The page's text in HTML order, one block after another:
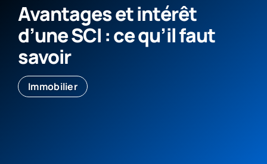
Avantages et intérêt
d’une SCI : ce qu’il faut
savoir
Immobilier